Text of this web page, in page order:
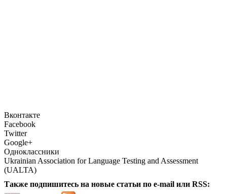
Вконтакте
Facebook
Twitter
Google+
Одноклассники
Ukrainian Association for Language Testing and Assessment
(UALTA)
Также подпишитесь на новые статьи по e-mail или RSS: